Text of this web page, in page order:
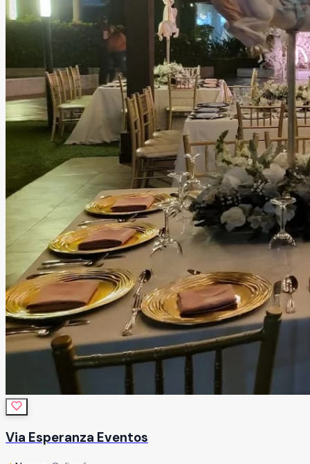
Via Esperanza Eventos